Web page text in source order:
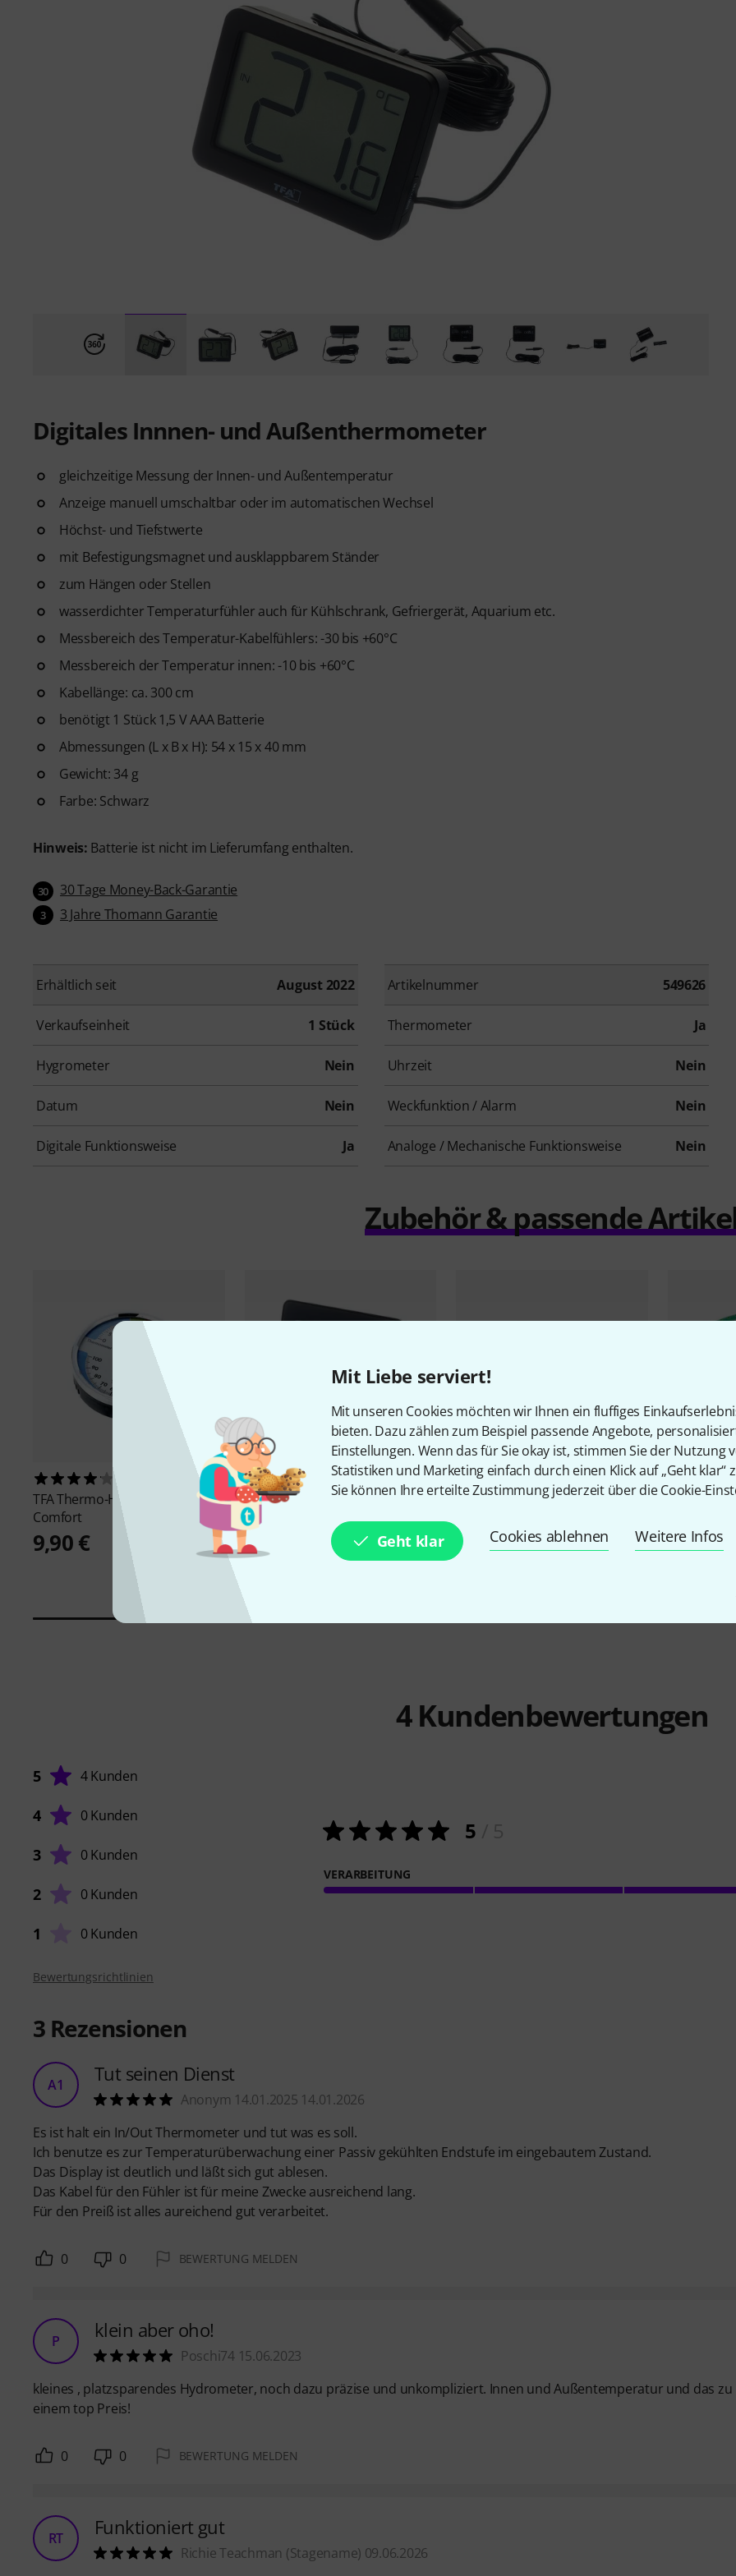
Mit Liebe serviert!
Mit unseren Cookies möchten wir Ihnen ein fluffiges
bieten. Dazu zählen zum Beispiel passende Angebote,
Einstellungen. Wenn das für Sie okay ist, stimmen Sie der Nutzung
Statistiken und Marketing einfach durch einen Klick auf „Geht klar“
Sie können Ihre erteilte Zustimmung jederzeit über die Cookie-
Geht klar Cookies ablehnen Weitere Infos
Digitales Innnen- und Außenthermometer
gleichzeitige Messung der Innen- und Außentemperatur
Anzeige manuell umschaltbar oder im automatischen Wechsel
Höchst- und Tiefstwerte
mit Befestigungsmagnet und ausklappbarem Ständer
zum Hängen oder Stellen
wasserdichter Temperaturfühler auch für Kühlschrank, Gefriergerät, Aquarium etc.
Messbereich des Temperatur-Kabelfühlers: -30 bis +60°C
Messbereich der Temperatur innen: -10 bis +60°C
Kabellänge: ca. 300 cm
benötigt 1 Stück 1,5 V AAA Batterie
Abmessungen (L x B x H): 54 x 15 x 40 mm
Gewicht: 34 g
Farbe: Schwarz
Hinweis: Batterie ist nicht im Lieferumfang enthalten.
30 30 Tage Money-Back-Garantie
3 3 Jahre Thomann Garantie
Erhältlich seit August 2022 Artikelnummer 549626
Verkaufseinheit 1 Stück Thermometer Ja
Hygrometer Nein Uhrzeit Nein
Datum Nein Weckfunktion / Alarm Nein
Digitale Funktionsweise Ja Analoge / Mechanische Funktionsweise Nein
Zubehör & passende
TFAThermo-Hygrometer
Comfort
9,90 €
278
TFADigital Thermo-Hygrometer
8,90 €
UVP: 12,99 €
-31%
112
TFAElectronic Thermo-
12,90 €
Gewa
10,90 €
4Kundenbewertungen
5 4 Kunden
4 0 Kunden
3 0 Kunden
2 0 Kunden
1 0 Kunden
5
VERARBEITUNG
Bewertungsrichtlinien
3 Rezensionen
A1 Tut seinen Dienst
Anonym 14.01.2025 14.01.2026
Es ist halt ein In/Out Thermometer und tut was es soll.
Ich benutze es zur Temperaturüberwachung einer Passiv gekühlten Endstufe im eingebautem Zustand.
Das Display ist deutlich und läßt sich gut ablesen.
Das Kabel für den Fühler ist für meine Zwecke ausreichend lang.
Für den Preiß ist alles aureichend gut verarbeitet.
0 0 BEWERTUNG MELDEN
P klein aber oho!
Poschi74 15.06.2023
kleines , platzsparendes Hydrometer, noch dazu präzise und unkompliziert. Innen und Außentemperatur und das zu
einem top Preis!
0 0 BEWERTUNG MELDEN
RT Funktioniert gut
Richie Teachman (Stagename) 09.06.2026